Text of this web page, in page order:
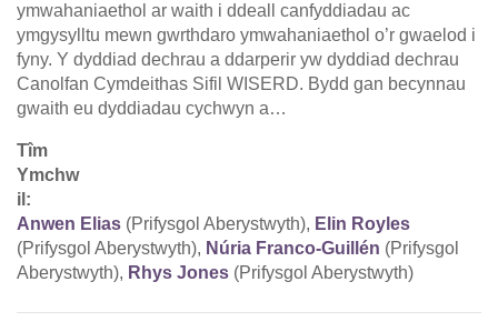
ymwahaniaethol ar waith i ddeall canfyddiadau ac
ymgysylltu mewn gwrthdaro ymwahaniaethol o’r gwaelod i
fyny. Y dyddiad dechrau a ddarperir yw dyddiad dechrau
Canolfan Cymdeithas Sifil WISERD. Bydd gan becynnau
gwaith eu dyddiadau cychwyn a…
Tîm
Ymchw
il:
Anwen Elias (Prifysgol Aberystwyth), Elin Royles
(Prifysgol Aberystwyth), Núria Franco-Guillén (Prifysgol
Aberystwyth), Rhys Jones (Prifysgol Aberystwyth)